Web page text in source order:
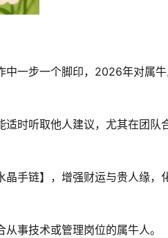
中一步一个脚印，2026年对属
适时听取他人建议，尤其在团队
晶手链】，增强财运与贵人缘，
事技术或管理岗位的属牛人。